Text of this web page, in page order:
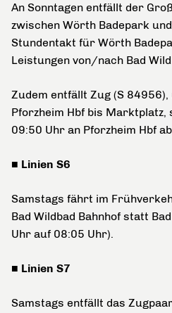
An Sonntagen entfällt der
zwischen Wörth Badepark
Stundentakt für Wörth
Leistungen von/nach Bad
Zudem entfällt Zug (S
Pforzheim Hbf bis Marktplatz,
09:50 Uhr an Pforzheim Hbf
■ Linien S6
Samstags fährt im
Bad Wildbad Bahnhof statt
Uhr auf 08:05 Uhr).
■ Linien S7
Samstags entfällt das